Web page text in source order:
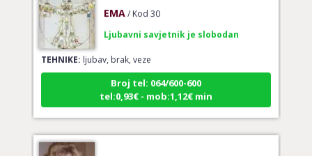
TEHNIKE:ljubav, brak, veze
Broj tel: 064/600-600
tel:0,93€ - mob:1,12€ min